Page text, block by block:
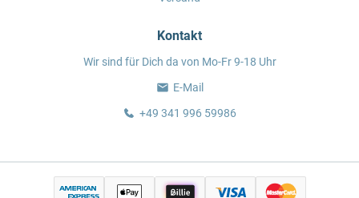
Kontakt
Wir sind für Dich da von Mo-Fr 9-18 Uhr
E-Mail
+49 341 996 59986